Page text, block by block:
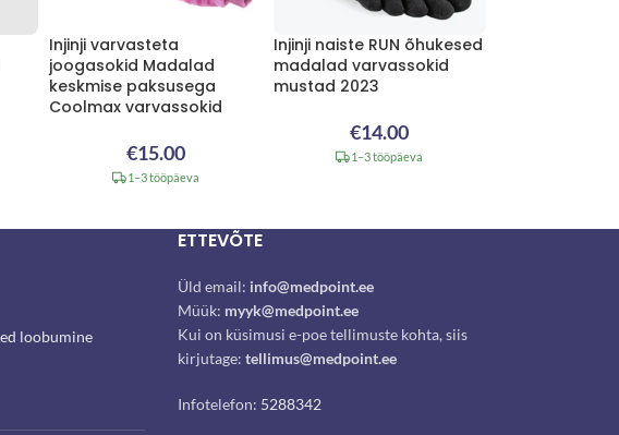
Injinji varvasteta
joogasokid Madalad
keskmise paksusega
Coolmax varvassokid
€15.00
1–3 tööpäeva
Injinji naiste RUN õhukesed
madalad varvassokid
mustad 2023
€14.00
1–3 tööpäeva
loobumine
ETTEVÕTE
Üld email: info@medpoint.ee
Müük: myyk@medpoint.ee
Kui on küsimusi e-poe tellimuste kohta, siis
kirjutage: tellimus@medpoint.ee
Infotelefon: 5288342